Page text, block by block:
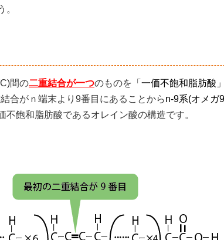
。
間の二重結合が一つのものを 「一価不飽和脂肪酸」
合がｎ端末より9番目にあることからn-9系(オメガ
不飽和脂肪酸であるオレイン酸の構造です。